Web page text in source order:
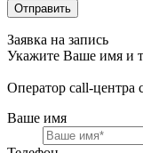
Отправить
Заявка на запись
Укажите Ваше имя и
Оператор call-центра
Ваше имя